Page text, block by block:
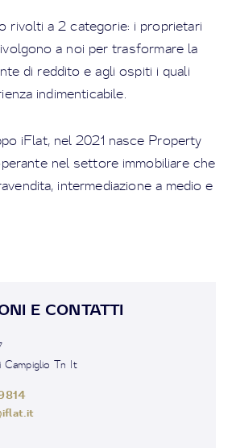
rivolti a 2 categorie: i proprietari
a noi per trasformare la
di reddito e agli ospiti i quali
indimenticabile.
iFlat, nel 2021 nasce Property
nel settore immobiliare che
intermediazione a medio e
E CONTATTI
Tn It